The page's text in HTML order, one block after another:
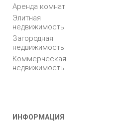
Аренда комнат
Элитная
недвижимость
Загородная
недвижимость
Коммерческая
недвижимость
ИНФОРМАЦИЯ